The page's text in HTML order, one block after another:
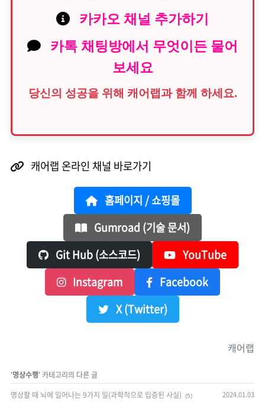
카카오 채널 추가하기
카톡 채팅방에서 무엇이든 물어
보세요
당신의 성공을 위해 캐어랩과 함께 하세요.
캐어랩 온라인 채널 바로가기
홈페이지 / 쇼핑몰
Gumroad (기술 문서)
Git Hub (소스코드)
YouTube
Instagram
Facebook
X (Twitter)
캐어랩
'명상수행' 카테고리의 다른 글
명상할 때 뇌에 일어나는 9가지 일(과학적으로 입증된 사실)
(5) 2024.01.03